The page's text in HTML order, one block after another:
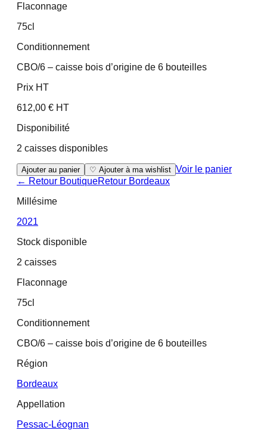
Flaconnage
75cl
Conditionnement
CBO/6 – caisse bois d’origine de 6 bouteilles
Prix HT
612,00 € HT
Disponibilité
2 caisses disponibles
Ajouter au panier ♡ Ajouter à ma wishlist Voir le panier
← Retour BoutiqueRetour Bordeaux
Millésime
2021
Stock disponible
2 caisses
Flaconnage
75cl
Conditionnement
CBO/6 – caisse bois d’origine de 6 bouteilles
Région
Bordeaux
Appellation
Pessac-Léognan